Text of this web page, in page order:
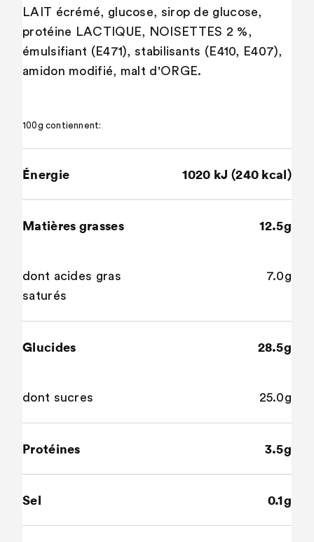
LAIT écrémé, glucose, sirop de glucose,
protéine LACTIQUE, NOISETTES 2 %,
émulsifiant (E471), stabilisants (E410, E407),
amidon modifié, malt d'ORGE.
100g contiennent:
Énergie 1020 kJ (240 kcal)
Matières grasses 12.5g
dont acides gras
saturés
7.0g
Glucides 28.5g
dont sucres 25.0g
Protéines 3.5g
Sel 0.1g